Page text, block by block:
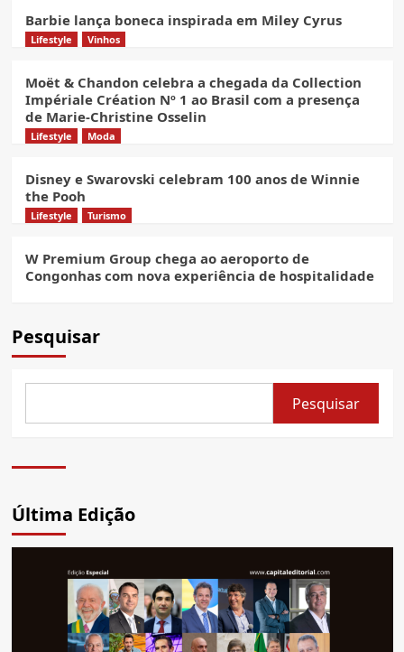
Barbie lança boneca inspirada em Miley Cyrus
Lifestyle Vinhos
Moët & Chandon celebra a chegada da Collection
Impériale Création Nº 1 ao Brasil com a presença
de Marie-Christine Osselin
Lifestyle Moda
Disney e Swarovski celebram 100 anos de Winnie
the Pooh
Lifestyle Turismo
W Premium Group chega ao aeroporto de
Congonhas com nova experiência de hospitalidade
Pesquisar
Pesquisar
Última Edição